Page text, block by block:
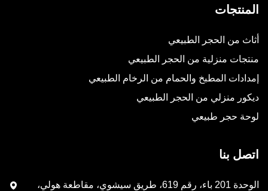
المنتجات
أثاث من الحجر الطبيعي
منتجات منزلية من الحجر الطبيعي
إمدادات المطبخ والحمام من الرخام الطبيعي
ديكور منزلي من الحجر الطبيعي
لوحة حجر طبيعي
اتصل بنا
الوحدة 201 باء، رقم 619، طريق سيشوي، مقاطعة هولي،